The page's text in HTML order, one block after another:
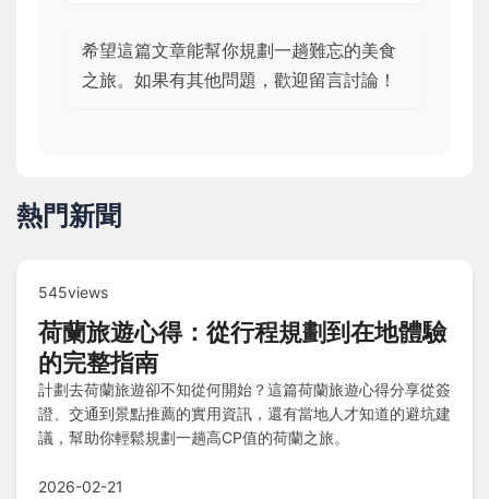
希望這篇文章能幫你規劃一趟難忘的美食
之旅。如果有其他問題，歡迎留言討論！
熱門新聞
545views
荷蘭旅遊心得：從行程規劃到在地體驗
的完整指南
計劃去荷蘭旅遊卻不知從何開始？這篇荷蘭旅遊心得分享從簽
證、交通到景點推薦的實用資訊，還有當地人才知道的避坑建
議，幫助你輕鬆規劃一趟高CP值的荷蘭之旅。
2026-02-21